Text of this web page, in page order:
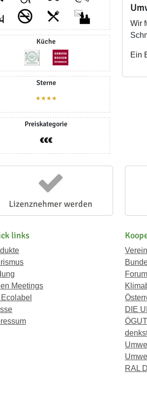
Küche
Sterne
★★★★
Preiskategorie
Wir
Ein
Lizenznehmer werden
links
Meetings
DIE
ÖGUT
RAL